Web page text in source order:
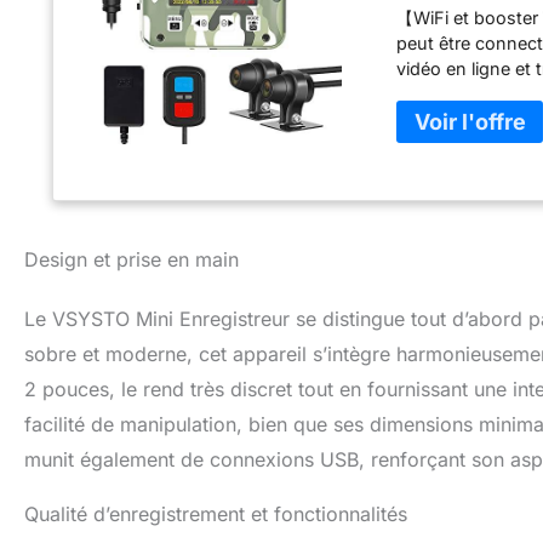
【WiFi et
peut être
vidéo en ligne et
caméra 1080P et
caméra dispose
méthodes
s'agisse de
l'unité principale
le siège. 【
boutons bleus et
des
fonctionnent
Design et prise en main
Le VSYSTO Mini Enregistreur se distingue tout
sobre et moderne, cet appareil s’intègre
2 pouces, le rend très discret tout en fournissant une
facilité de manipulation, bien que ses dimensions
munit également de connexions USB, renforçant son
Qualité d’enregistrement et fonctionnalités